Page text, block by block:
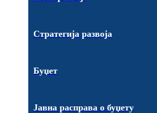
Стратегија развоја
Буџет
Јавна расправа о буџету